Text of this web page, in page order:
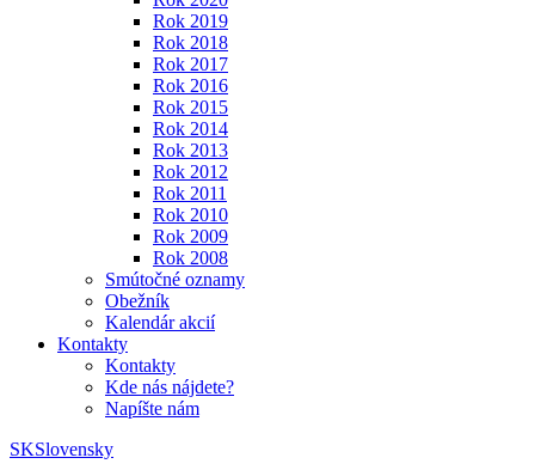
Rok 2019
Rok 2018
Rok 2017
Rok 2016
Rok 2015
Rok 2014
Rok 2013
Rok 2012
Rok 2011
Rok 2010
Rok 2009
Rok 2008
Smútočné oznamy
Obežník
Kalendár akcií
Kontakty
Kontakty
Kde nás nájdete?
Napíšte nám
SKSlovensky